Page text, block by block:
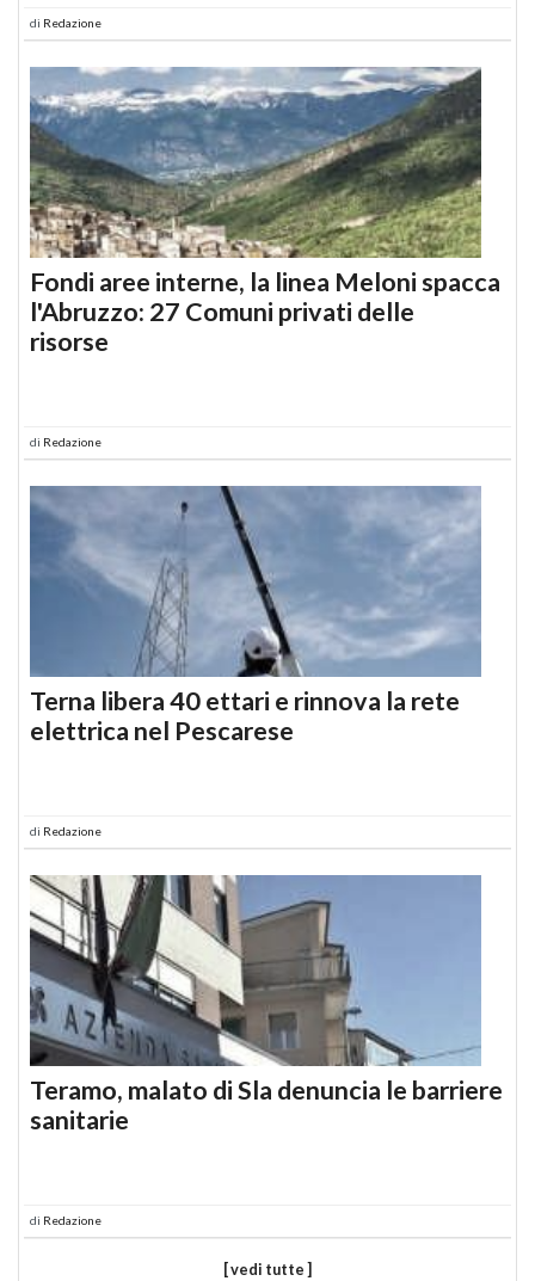
di Redazione
Fondi aree interne, la linea Meloni spacca
l'Abruzzo: 27 Comuni privati delle
risorse
di Redazione
Terna libera 40 ettari e rinnova la rete
elettrica nel Pescarese
di Redazione
Teramo, malato di Sla denuncia le barriere
sanitarie
di Redazione
[ vedi tutte ]